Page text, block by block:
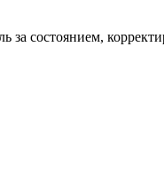
состоянием,